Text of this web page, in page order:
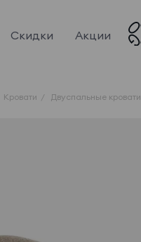
Скидки Акции
Кровати Двуспальные кровати